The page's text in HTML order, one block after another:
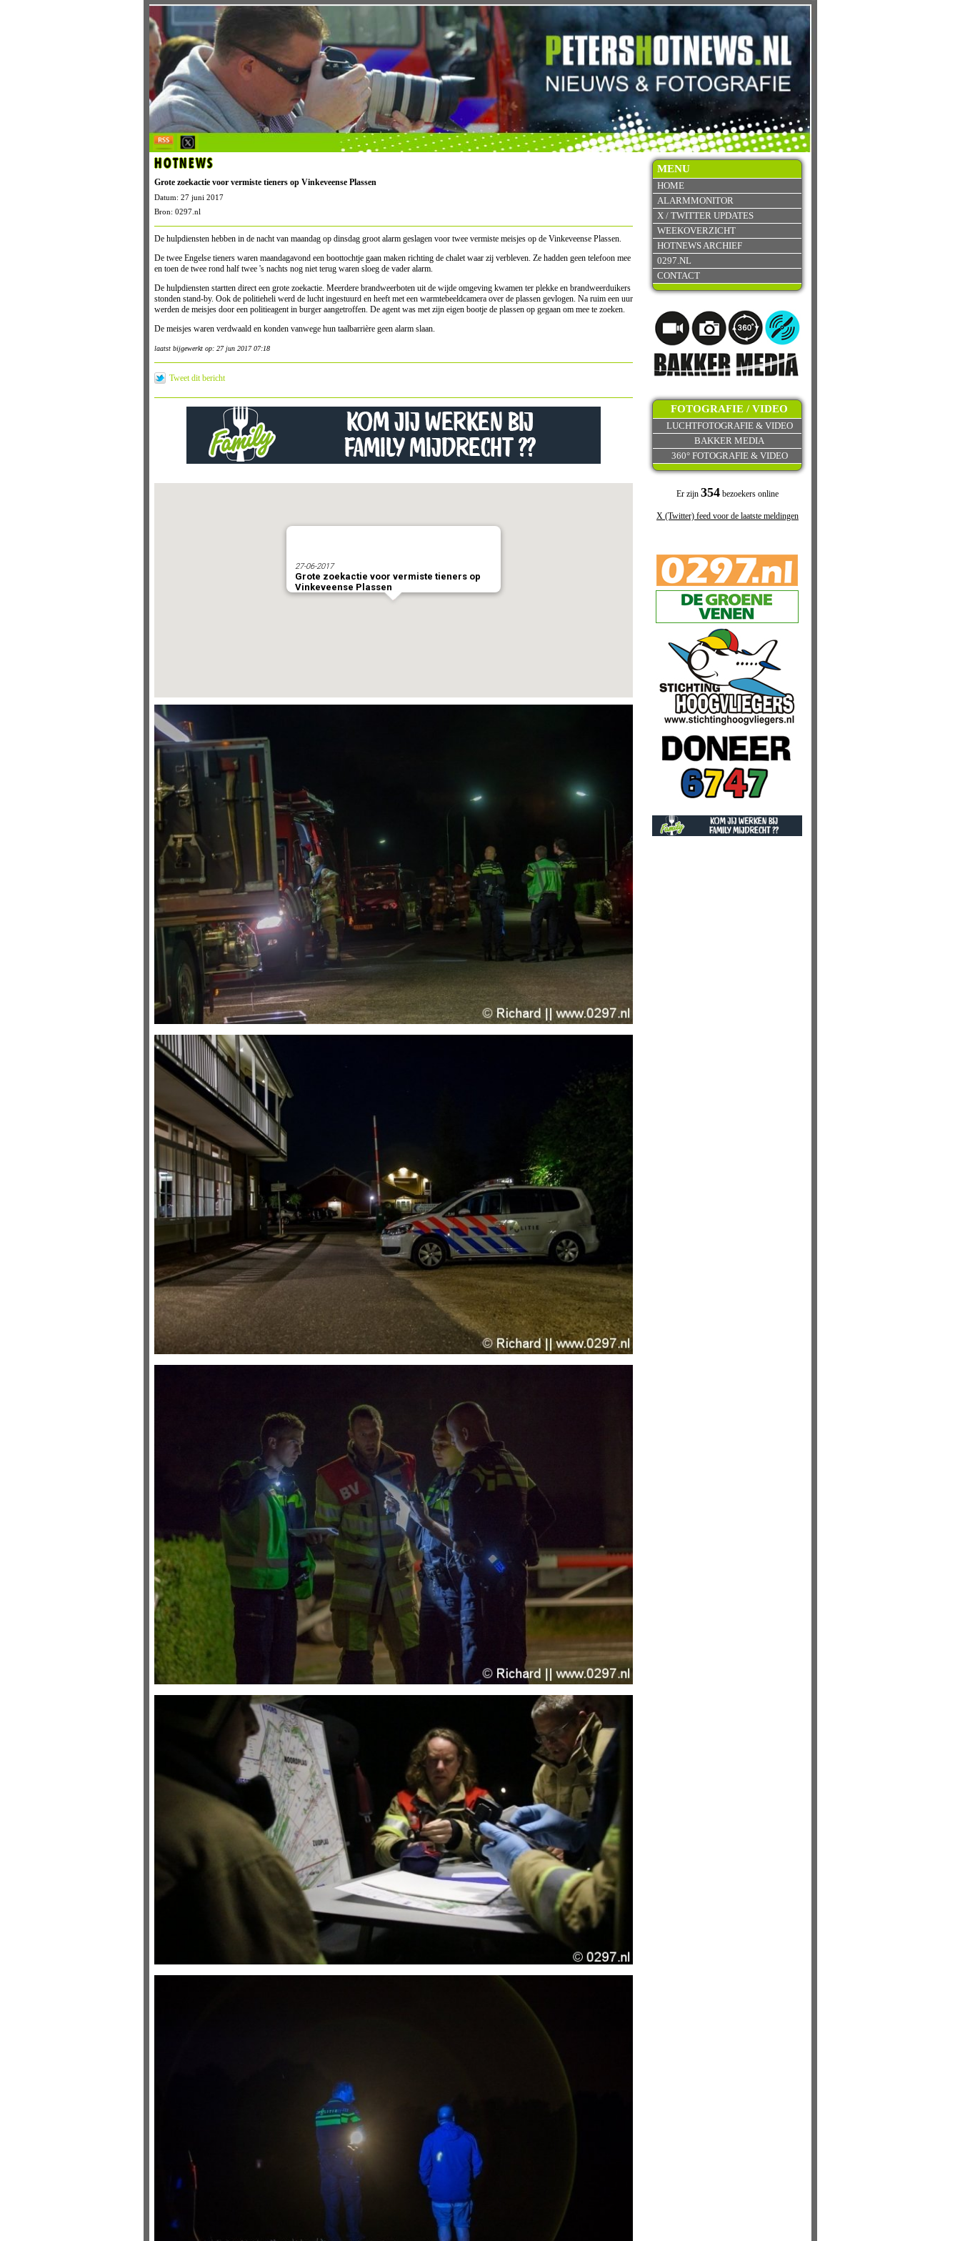
MENU
HOME
ALARMMONITOR
X / TWITTER UPDATES
WEEKOVERZICHT
HOTNEWS ARCHIEF
0297.NL
CONTACT
FOTOGRAFIE / VIDEO
LUCHTFOTOGRAFIE & VIDEO
BAKKER MEDIA
360° FOTOGRAFIE & VIDEO
Er zijn 354bezoekers online
X (Twitter) feed voor de laatste meldingen
HOTNEWS
Grote zoekactie voor vermiste tieners op Vinkeveense Plassen
Datum: 27 juni 2017
Bron: 0297.nl
De hulpdiensten hebben in de nacht van maandag op dinsdag groot alarm geslagen voor twee vermiste meisjes op de Vinkeveense Plassen.
De twee Engelse tieners waren maandagavond een boottochtje gaan maken richting de chalet waar zij verbleven. Ze hadden geen telefoon mee
en toen de twee rond half twee 's nachts nog niet terug waren sloeg de vader alarm.
De hulpdiensten startten direct een grote zoekactie. Meerdere brandweerboten uit de wijde omgeving kwamen ter plekke en brandweerduikers
stonden stand-by. Ook de politieheli werd de lucht ingestuurd en heeft met een warmtebeeldcamera over de plassen gevlogen. Na ruim een uur
werden de meisjes door een politieagent in burger aangetroffen. De agent was met zijn eigen bootje de plassen op gegaan om mee te zoeken.
De meisjes waren verdwaald en konden vanwege hun taalbarrière geen alarm slaan.
laatst bijgewerkt op: 27 jun 2017 07:18
Tweet dit bericht
27-06-2017
Grote zoekactie voor vermiste tieners op
Vinkeveense Plassen